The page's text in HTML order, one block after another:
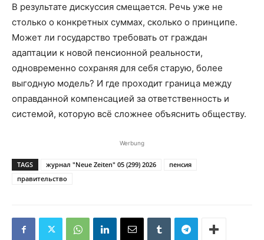
В результате дискуссия смещается. Речь уже не
столько о конкретных суммах, сколько о принципе.
Может ли государство требовать от граждан
адаптации к новой пенсионной реальности,
одновременно сохраняя для себя старую, более
выгодную модель? И где проходит граница между
оправданной компенсацией за ответственность и
системой, которую всё сложнее объяснить обществу.
Werbung
TAGS журнал "Neue Zeiten" 05 (299) 2026
пенсия
правительство